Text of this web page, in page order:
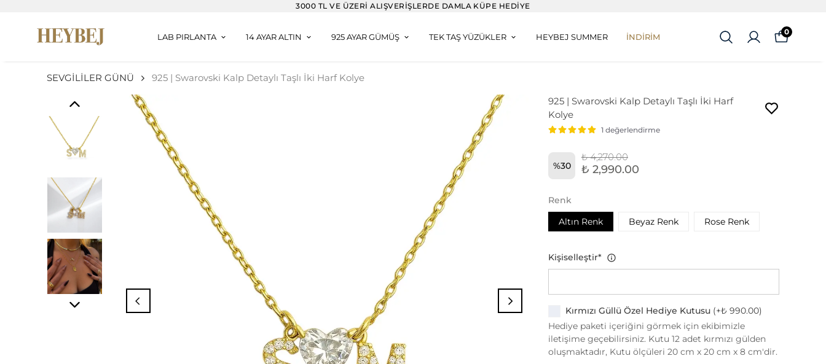
3000 TL VE ÜZERI ALIŞVERIŞLERDE DAMLA KÜPE HEDIYE
LAB PIRLANTA 14 AYAR ALTIN 925 AYAR GÜMÜŞ TEK TAŞ YÜZÜKLER HEYBEJ SUMMER İNDİRİM
0
SEVGİLİLER GÜNÜ
925 | Swarovski Kalp Detaylı Taşlı İki Harf Kolye
925 | Swarovski Kalp Detaylı Taşlı İki Harf
Kolye
1 değerlendirme
%30
₺ 4,270.00
₺ 2,990.00
Renk
Altın Renk
Beyaz Renk Rose Renk
Kişiselleştir*
Kırmızı Güllü Özel Hediye Kutusu (+₺ 990.00)
Hediye paketi içeriğini görmek için ekibimizle
iletişime geçebilirsiniz. Kutu 12 adet kırmızı gülden
oluşmaktadır, Kutu ölçüleri 20 cm x 20 cm x 8 cm'dir.